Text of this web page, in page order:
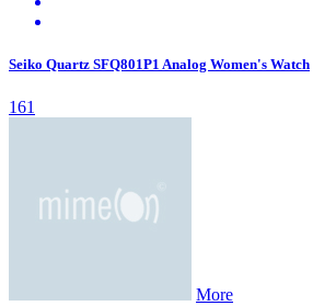
Seiko Quartz SFQ801P1 Analog Women's Watch
161
More